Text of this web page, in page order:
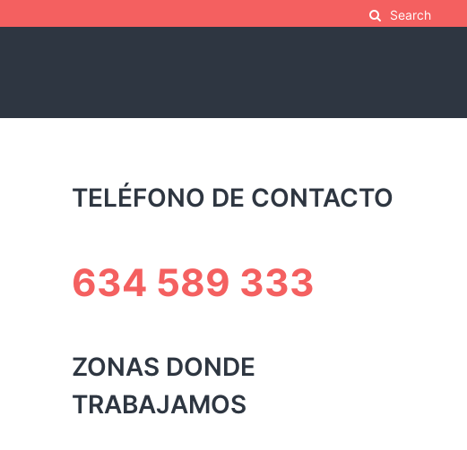
Search
TELÉFONO DE CONTACTO
634 589 333
ZONAS DONDE
TRABAJAMOS